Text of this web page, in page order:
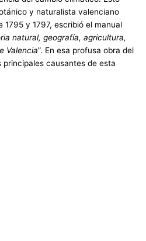
y naturalista valenciano
y 1797, escribió el manual
natural, geografía, agricultura,
Valencia”. En esa profusa obra del
causantes de esta